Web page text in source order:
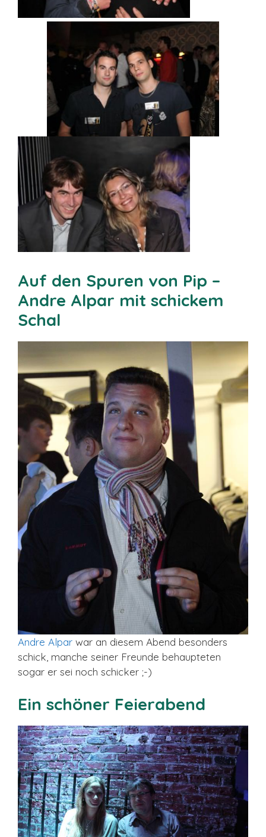
Auf den Spuren von Pip –
Andre Alpar mit schickem
Schal
Andre Alpar war an diesem Abend besonders
schick, manche seiner Freunde behaupteten
sogar er sei noch schicker ;-)
Ein schöner Feierabend